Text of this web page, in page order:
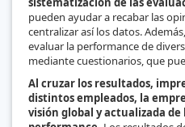
pueden ayudar a recabar las
centralizar así los datos.
evaluar la performance de
mediante cuestionarios, que
Al cruzar los resultados,
distintos empleados, la
visión global y actualizada